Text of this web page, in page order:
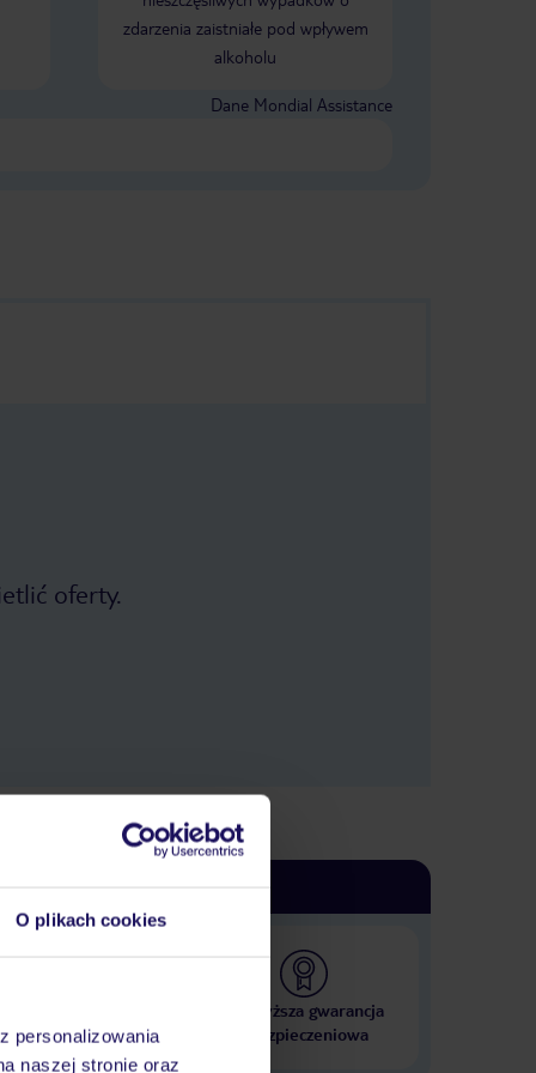
O plikach cookies
personalizowania
naszej stronie oraz
miejsce na dwóch leżakach. Jedzenie
w hotelowej restauracji było całkiem
smaczne, może mało różnorodne, ale
da się codziennie zjeść coś innego.
zdarzenia zaistniałe pod wpływem
alkoholu
Dane Mondial Assistance
oferty.
krajach
Najwyższa gwarancja
ubezpieczeniowa